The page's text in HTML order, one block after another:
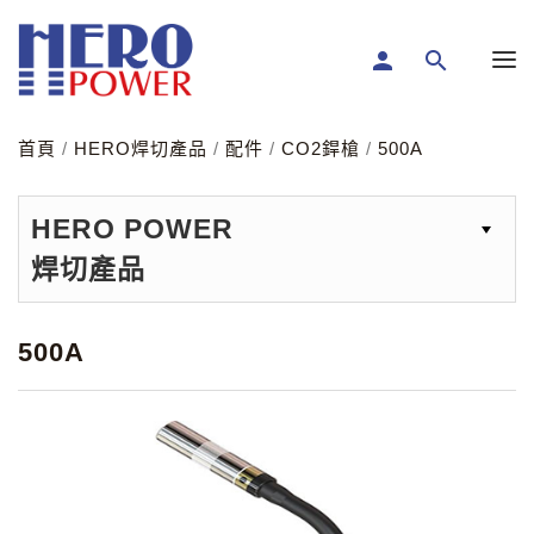
person search
首頁 / HERO焊切產品 / 配件 / CO2銲槍 / 500A
HERO POWER
焊切產品
500A